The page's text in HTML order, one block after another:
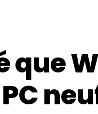
que